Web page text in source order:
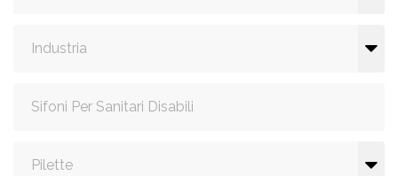
Industria
Sifoni Per Sanitari Disabili
Pilette